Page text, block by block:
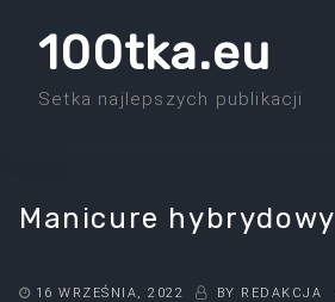
100tka.eu
Setka najlepszych publikacji
Manicure hybrydowy
16 WRZEŚNIA, 2022 BY REDAKCJA